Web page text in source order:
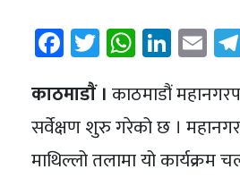
Facebook
Twitter
काठमाडाैं । काठमाडौं
सर्वेक्षण शुरु गरेको छ ।
माथिल्लो तलामा यो कार्यक्रम